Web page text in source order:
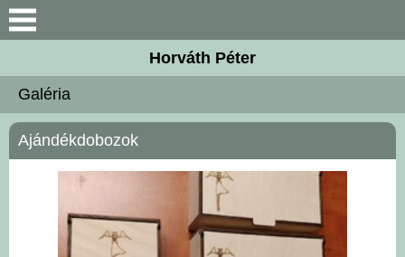
Keresés
Bemutatkozás
Elérhetőségek
Megbízóim
Szolgáltatások
Horváth Péter
Galéria
Ajándékdobozok